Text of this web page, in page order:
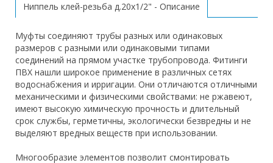
Ниппель клей-резьба д.20х1/2" - Описание
Муфты соединяют трубы разных или одинаковых
размеров с разными или одинаковыми типами
соединений на прямом участке трубопровода. Фитинги
ПВХ нашли широкое применение в различных сетях
водоснабжения и ирригации. Они отличаются отличными
механическими и физическими свойствами: не ржавеют,
имеют высокую химическую прочность и длительный
срок службы, герметичны, экологически безвредны и не
выделяют вредных веществ при использовании.
Многообразие элементов позволит смонтировать